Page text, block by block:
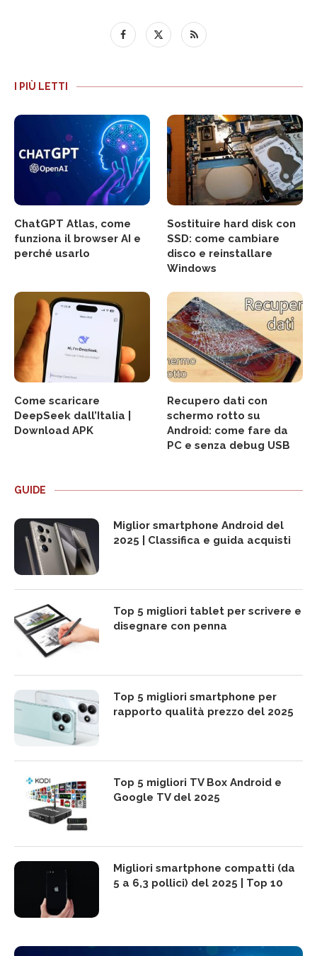
I PIÙ LETTI
ChatGPT Atlas, come
funziona il browser AI e
perché usarlo
Sostituire hard disk con
SSD: come cambiare
disco e reinstallare
Windows
Come scaricare
DeepSeek dall’Italia |
Download APK
Recupero dati con
schermo rotto su
Android: come fare da
PC e senza debug USB
GUIDE
Miglior smartphone Android del
2025 | Classifica e guida acquisti
Top 5 migliori tablet per scrivere e
disegnare con penna
Top 5 migliori smartphone per
rapporto qualità prezzo del 2025
Top 5 migliori TV Box Android e
Google TV del 2025
Migliori smartphone compatti (da
5 a 6,3 pollici) del 2025 | Top 10